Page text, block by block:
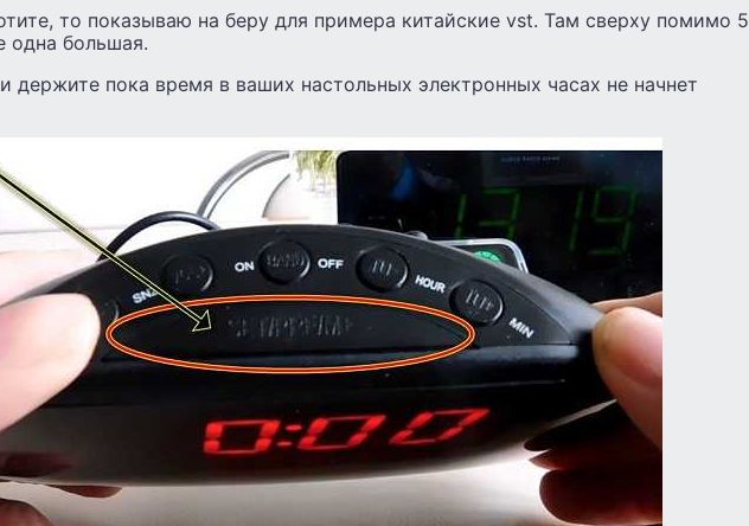
то показываю на беру для примера китайские vst. Там сверху помимо 5
одна большая.
держите пока время в ваших настольных электронных часах не начнет